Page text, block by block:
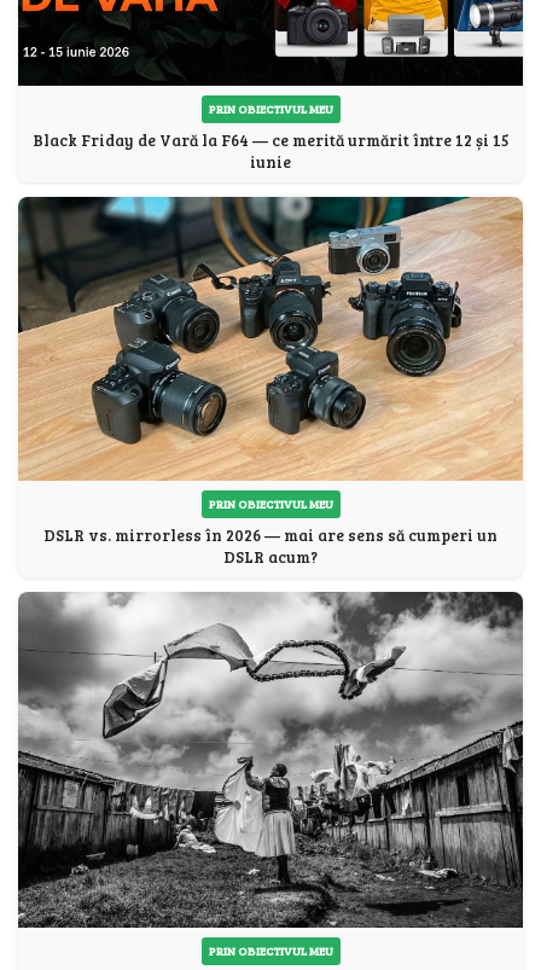
PRIN OBIECTIVUL MEU
Black Friday de Vară la F64 — ce merită urmărit între 12 și 15
iunie
PRIN OBIECTIVUL MEU
DSLR vs. mirrorless în 2026 — mai are sens să cumperi un
DSLR acum?
PRIN OBIECTIVUL MEU